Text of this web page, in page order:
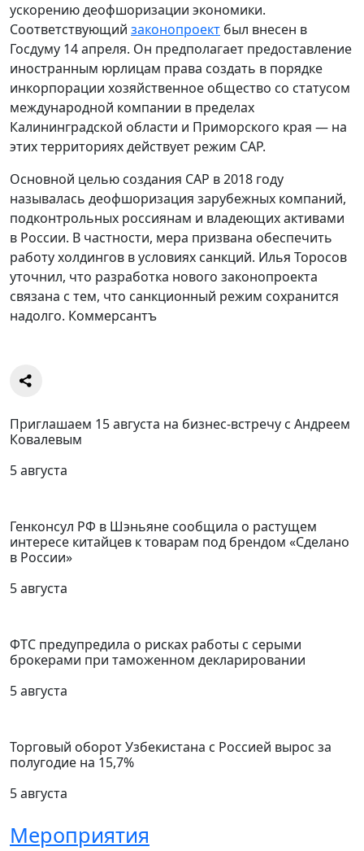
ускорению деофшоризации экономики.
Соответствующий законопроект был внесен в
Госдуму 14 апреля. Он предполагает предоставление
иностранным юрлицам права создать в порядке
инкорпорации хозяйственное общество со статусом
международной компании в пределах
Калининградской области и Приморского края — на
этих территориях действует режим САР.
Основной целью создания САР в 2018 году
называлась деофшоризация зарубежных компаний,
подконтрольных россиянам и владеющих активами
в России. В частности, мера призвана обеспечить
работу холдингов в условиях санкций. Илья Торосов
уточнил, что разработка нового законопроекта
связана с тем, что санкционный режим сохранится
надолго. Коммерсантъ
Приглашаем 15 августа на бизнес-встречу с Андреем
Ковалевым
5 августа
Генконсул РФ в Шэньяне сообщила о растущем
интересе китайцев к товарам под брендом «Сделано
в России»
5 августа
ФТС предупредила о рисках работы с серыми
брокерами при таможенном декларировании
5 августа
Торговый оборот Узбекистана с Россией вырос за
полугодие на 15,7%
5 августа
Мероприятия